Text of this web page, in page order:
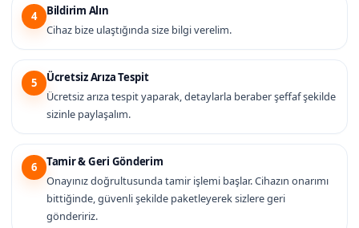
4
Bildirim Alın
Cihaz bize ulaştığında size bilgi verelim.
5
Ücretsiz Arıza Tespit
Ücretsiz arıza tespit yaparak, detaylarla beraber şeffaf şekilde
sizinle paylaşalım.
6
Tamir & Geri Gönderim
Onayınız doğrultusunda tamir işlemi başlar. Cihazın onarımı
bittiğinde, güvenli şekilde paketleyerek sizlere geri
göndeririz.